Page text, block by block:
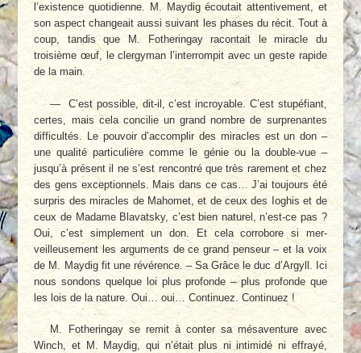
l’existence quotidienne. M. Maydig écoutait attentivement, et
son as­pect changeait aussi suivant les phases du ré­cit. Tout à
coup, tandis que M. Fotheringay ra­contait le miracle du
troisième œuf, le clergy­man l’interrompit avec un geste rapide
de la main.
— C’est possible, dit-il, c’est incroyable. C’est stupéfiant,
certes, mais cela concilie un grand nombre de surprenantes
difficultés. Le pouvoir d’accomplir des miracles est un don –
une qualité particulière comme le génie ou la double-vue –
jusqu’à présent il ne s’est ren­contré que très rarement et chez
des gens ex­ceptionnels. Mais dans ce cas… J’ai toujours été
surpris des miracles de Mahomet, et de ceux des Ioghis et de
ceux de Madame Blavats­ky, c’est bien naturel, n’est-ce pas ?
Oui, c’est simplement un don. Et cela corrobore si mer­
veilleusement les arguments de ce grand pen­seur – et la voix
de M. Maydig fit une révé­rence. – Sa Grâce le duc d’Argyll. Ici
nous sondons quelque loi plus profonde – plus pro­fonde que
les lois de la nature. Oui… oui… Continuez. Continuez !
M. Fotheringay se remit à conter sa mésa­venture avec
Winch, et M. Maydig, qui n’était plus ni intimidé ni effrayé,